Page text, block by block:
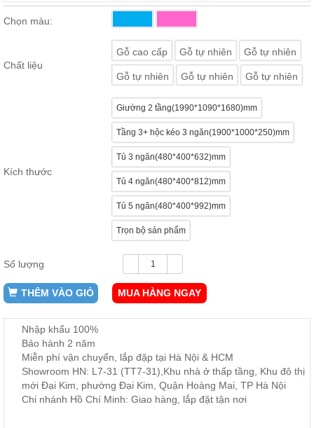
Phòng
Ăn
ăn,
Vườn
Phụ
Kiện
Chọn màu:
Chất liệu
Gỗ cao cấp Gỗ tự nhiên Gỗ tự nhiên
Gỗ tự nhiên Gỗ tự nhiên Gỗ tự nhiên
Kích thước
Giường 2 tầng(1990*1090*1680)mm
Tầng 3+ hộc kéo 3 ngăn(1900*1000*250)mm
Tủ 3 ngăn(480*400*632)mm
Tủ 4 ngăn(480*400*812)mm
Tủ 5 ngăn(480*400*992)mm
Trọn bộ sản phẩm
Số lượng
THÊM VÀO GIỎ MUA HÀNG NGAY
Nhập khẩu 100%
Bảo hành 2 năm
Miễn phí vận chuyển, lắp đặp tại Hà Nội & HCM
Showroom HN: L7-31 (TT7-31),Khu nhà ở thấp tầng, Khu đô thị
mới Đại Kim, phường Đại Kim, Quận Hoàng Mai, TP Hà Nội
Chi nhánh Hồ Chí Minh: Giao hàng, lắp đặt tận nơi